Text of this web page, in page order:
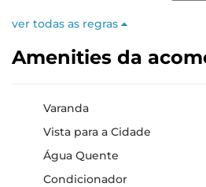
ver todas as regras
Amenities da
Varanda
Vista para a Cidade
Água Quente
Condicionador